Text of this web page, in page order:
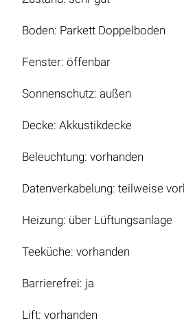
Boden: Parkett Doppelboden
Fenster: öffenbar
Sonnenschutz: außen
Decke: Akkustikdecke
Beleuchtung: vorhanden
Datenverkabelung: teilweise
Heizung: über Lüftungsanlage
Teeküche: vorhanden
Barrierefrei: ja
Lift: vorhanden